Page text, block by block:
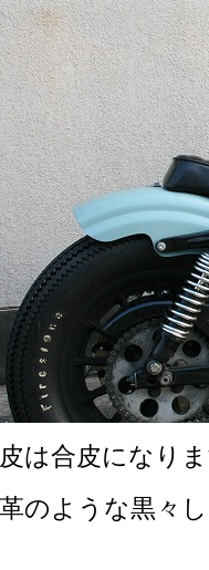
は合皮になり
のような黒々